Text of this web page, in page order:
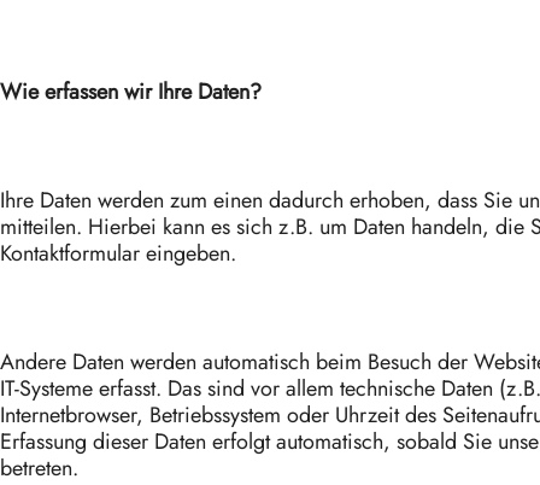
Wie erfassen wir Ihre Daten?
Ihre Daten werden zum einen dadurch erhoben, dass Sie
mitteilen. Hierbei kann es sich z.B. um Daten handeln, die
Kontaktformular eingeben.
Andere Daten werden automatisch beim Besuch der
IT-Systeme erfasst. Das sind vor allem technische Daten (z.B.
Internetbrowser, Betriebssystem oder Uhrzeit des
Erfassung dieser Daten erfolgt automatisch, sobald Sie
betreten.